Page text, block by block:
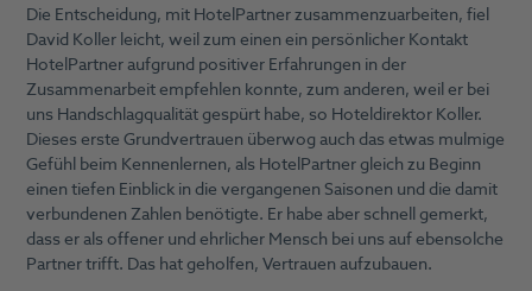
Die Entscheidung, mit HotelPartner zusammenzuarbeiten, fiel
David Koller leicht, weil zum einen ein persönlicher Kontakt
HotelPartner aufgrund positiver Erfahrungen in der
Zusammenarbeit empfehlen konnte, zum anderen, weil er bei
uns Handschlagqualität gespürt habe, so Hoteldirektor Koller.
Dieses erste Grundvertrauen überwog auch das etwas mulmige
Gefühl beim Kennenlernen, als HotelPartner gleich zu Beginn
einen tiefen Einblick in die vergangenen Saisonen und die damit
verbundenen Zahlen benötigte. Er habe aber schnell gemerkt,
dass er als offener und ehrlicher Mensch bei uns auf ebensolche
Partner trifft. Das hat geholfen, Vertrauen aufzubauen.